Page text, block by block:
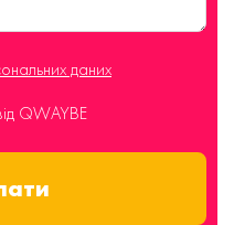
даних
QWAYBE